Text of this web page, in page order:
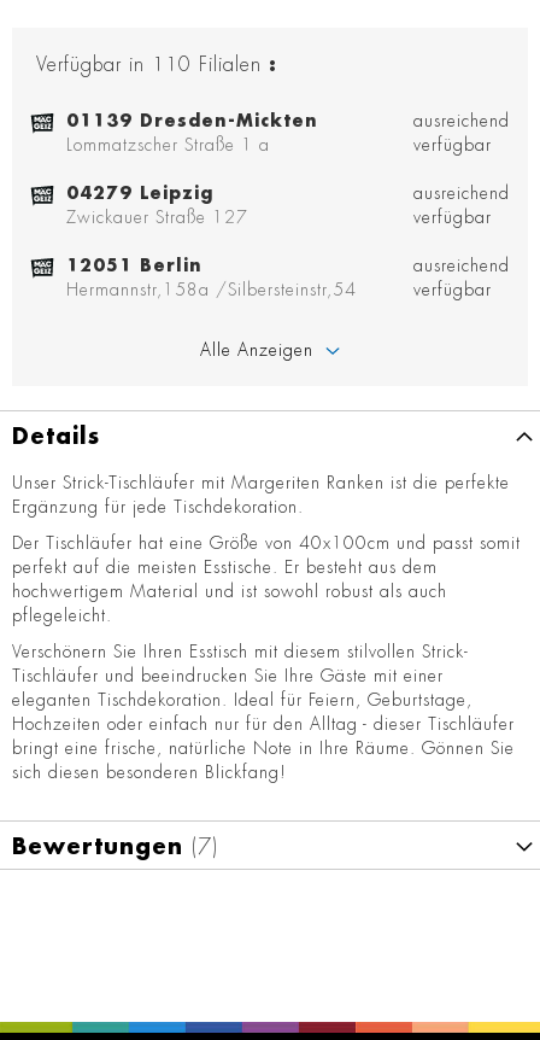
Verfügbar in 110 Filialen :
01139 Dresden-Mickten
Lommatzscher Straße 1 a
ausreichend
verfügbar
04279 Leipzig
Zwickauer Straße 127
ausreichend
verfügbar
12051 Berlin
Hermannstr,158a /Silbersteinstr,54
ausreichend
verfügbar
Alle Anzeigen
Details
Unser Strick-Tischläufer mit Margeriten Ranken ist die perfekte
Ergänzung für jede Tischdekoration.
Der Tischläufer hat eine Größe von 40x100cm und passt somit
perfekt auf die meisten Esstische. Er besteht aus dem
hochwertigem Material und ist sowohl robust als auch
pflegeleicht.
Verschönern Sie Ihren Esstisch mit diesem stilvollen Strick-
Tischläufer und beeindrucken Sie Ihre Gäste mit einer
eleganten Tischdekoration. Ideal für Feiern, Geburtstage,
Hochzeiten oder einfach nur für den Alltag - dieser Tischläufer
bringt eine frische, natürliche Note in Ihre Räume. Gönnen Sie
sich diesen besonderen Blickfang!
Bewertungen 7